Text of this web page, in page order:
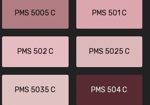
PMS 5005 C PMS 501 C
PMS 502 C PMS 5025 C
PMS 5035 C PMS 504 C